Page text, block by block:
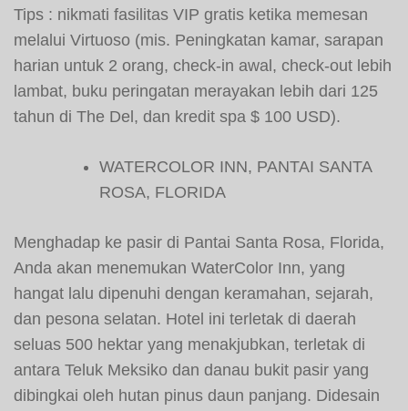
Tips : nikmati fasilitas VIP gratis ketika memesan
melalui Virtuoso (mis. Peningkatan kamar, sarapan
harian untuk 2 orang, check-in awal, check-out lebih
lambat, buku peringatan merayakan lebih dari 125
tahun di The Del, dan kredit spa $ 100 USD).
WATERCOLOR INN, PANTAI SANTA
ROSA, FLORIDA
Menghadap ke pasir di Pantai Santa Rosa, Florida,
Anda akan menemukan WaterColor Inn, yang
hangat lalu dipenuhi dengan keramahan, sejarah,
dan pesona selatan. Hotel ini terletak di daerah
seluas 500 hektar yang menakjubkan, terletak di
antara Teluk Meksiko dan danau bukit pasir yang
dibingkai oleh hutan pinus daun panjang. Didesain